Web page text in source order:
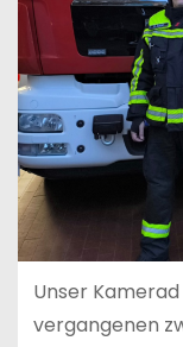
Unser
vergangenen